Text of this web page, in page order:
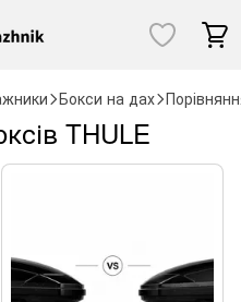
Бокси на дах
THULE